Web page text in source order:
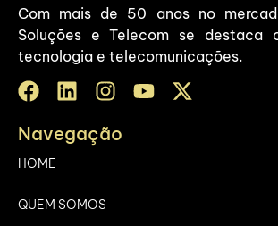
Com mais de 50 anos no
Soluções e Telecom se destaca
tecnologia e telecomunicações.
Navegação
HOME
QUEM SOMOS